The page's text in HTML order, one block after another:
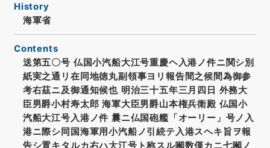
History
海軍省
Contents
送第五〇号 仏国小汽船大江号重慶ヘ入港ノ件ニ関シ別
紙実之通リ在同地徳丸副領事ヨリ報告間之候間為御参
考右茲ニ及御通知候也 明治三十五年三月四日 外務大
臣男爵小村寿太郎 海軍大臣男爵山本権兵衛殿 仏国小
汽船大江号入港ノ件 曩ニ仏国砲艦「オーリー」号ノ入
港ニ際シ同国海軍用小汽船ノ引続テ入港スヘキ旨ヲ報
告シ置キタルカ右ハ大江号ト称スル噸数僅カニ七噸ノ